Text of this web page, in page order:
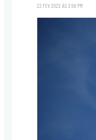
22.FEV.2022 ÀS 3:56 PM